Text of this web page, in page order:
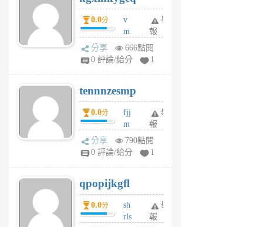
個
月
前
0.0分
v
m
sg
sr
6
個
月
前
舉
報
分享
666點閱
0 評論/給分
1
tennnzesmp
0.0分
fjj
m
w
rs
6
個
月
前
舉
報
分享
790點閱
0 評論/給分
1
qpopijkgfl
0.0分
sh
rls
舉
報